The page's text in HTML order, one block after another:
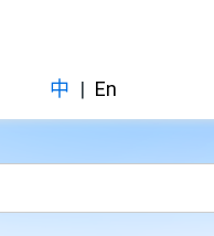
中 | En